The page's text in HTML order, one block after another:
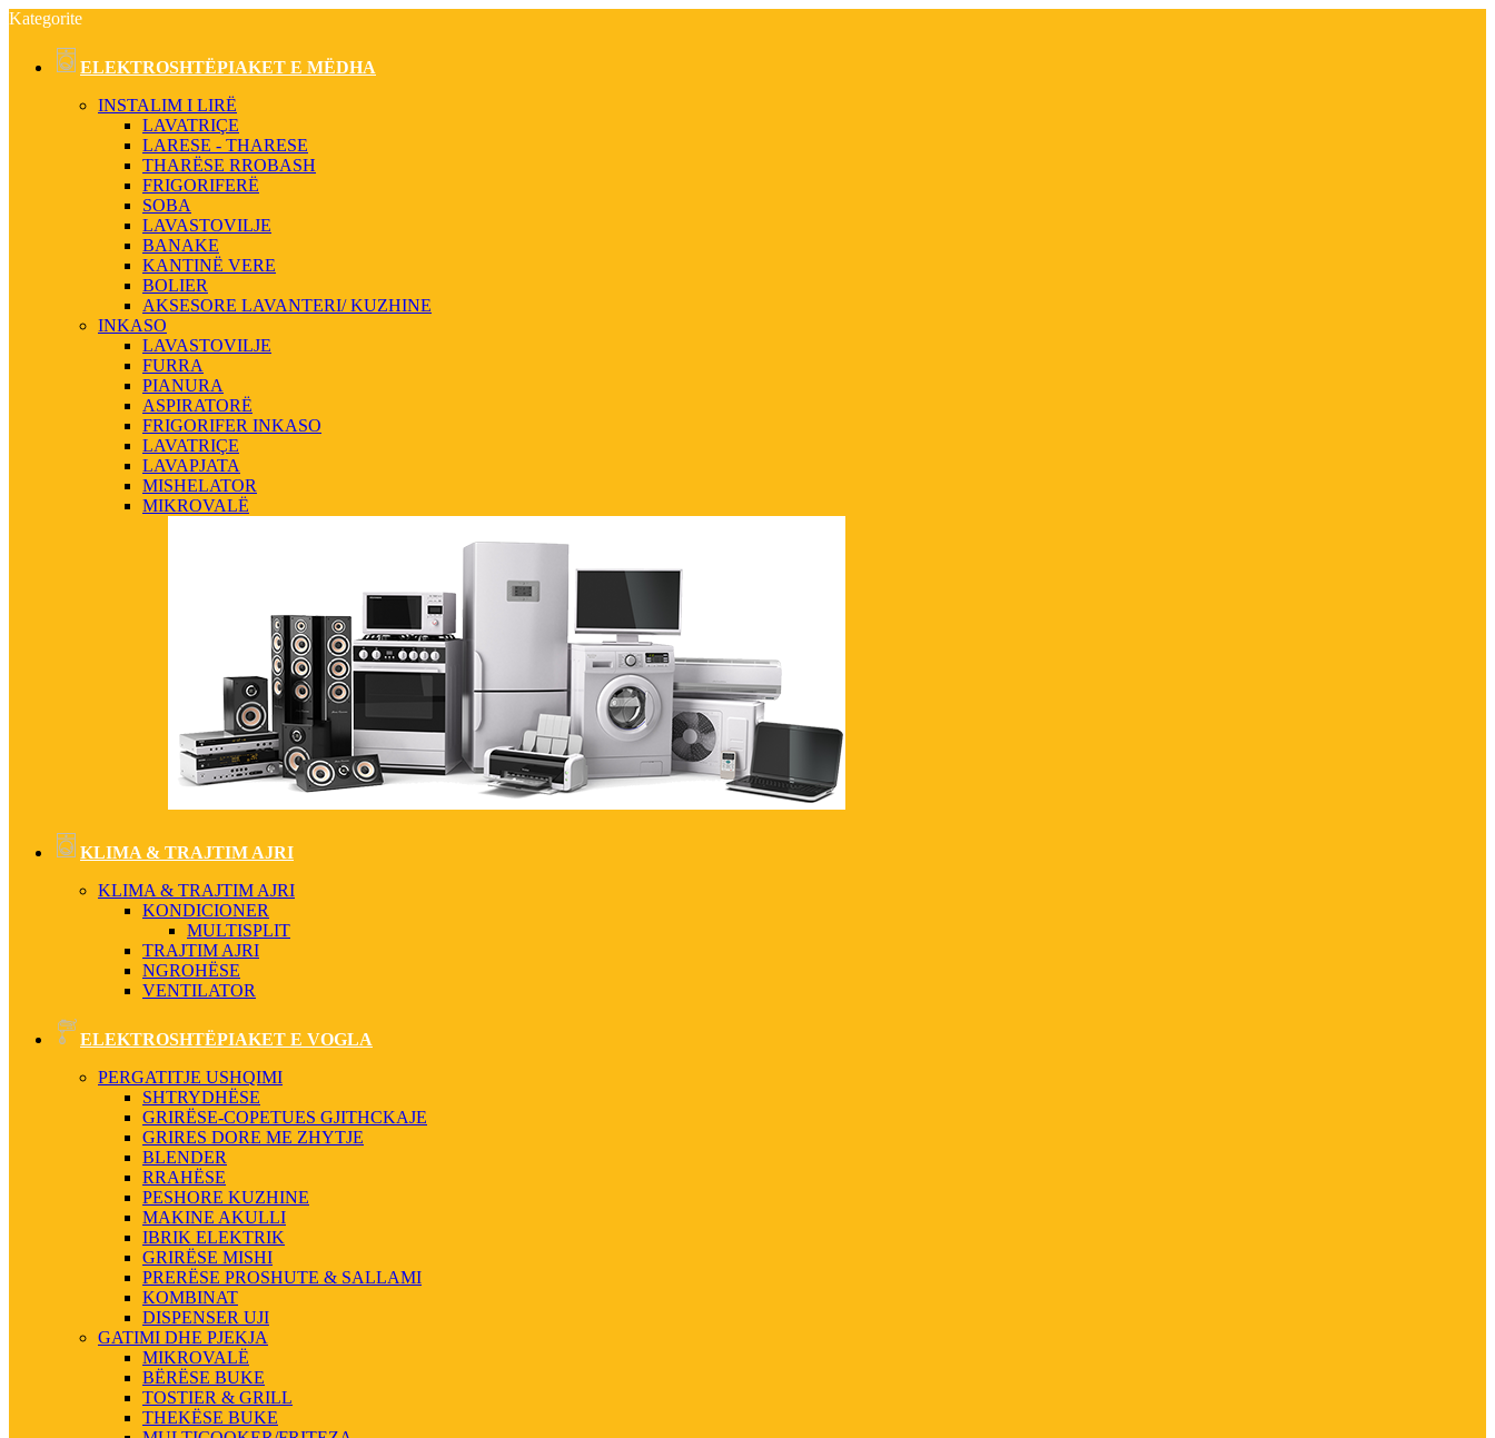
Kategorite
ELEKTROSHTËPIAKET E MËDHA
INSTALIM I LIRË
LAVATRIÇE
LARESE - THARESE
THARËSE RROBASH
FRIGORIFERË
SOBA
LAVASTOVILJE
BANAKE
KANTINË VERE
BOLIER
AKSESORE LAVANTERI/ KUZHINE
INKASO
LAVASTOVILJE
FURRA
PIANURA
ASPIRATORË
FRIGORIFER INKASO
LAVATRIÇE
LAVAPJATA
MISHELATOR
MIKROVALË
KLIMA & TRAJTIM AJRI
KLIMA & TRAJTIM AJRI
KONDICIONER
MULTISPLIT
TRAJTIM AJRI
NGROHËSE
VENTILATOR
ELEKTROSHTËPIAKET E VOGLA
PERGATITJE USHQIMI
SHTRYDHËSE
GRIRËSE-COPETUES GJITHCKAJE
GRIRES DORE ME ZHYTJE
BLENDER
RRAHËSE
PESHORE KUZHINE
MAKINE AKULLI
IBRIK ELEKTRIK
GRIRËSE MISHI
PRERËSE PROSHUTE & SALLAMI
KOMBINAT
DISPENSER UJI
GATIMI DHE PJEKJA
MIKROVALË
BËRËSE BUKE
TOSTIER & GRILL
THEKËSE BUKE